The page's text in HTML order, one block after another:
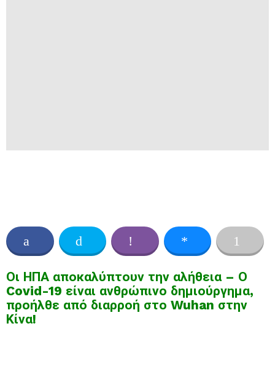
Οι ΗΠΑ αποκαλύπτουν την αλήθεια – Ο
Covid-19 είναι ανθρώπινο δημιούργημα,
προήλθε από διαρροή στο Wuhan στην
Κίνα!